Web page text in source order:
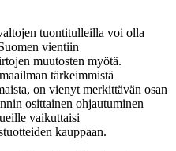
tuontitulleilla voi olla
vientiin
muutosten myötä.
tärkeimmistä
on vienyt merkittävän osan
osittainen ohjautuminen
vaikuttaisi
kauppaan.